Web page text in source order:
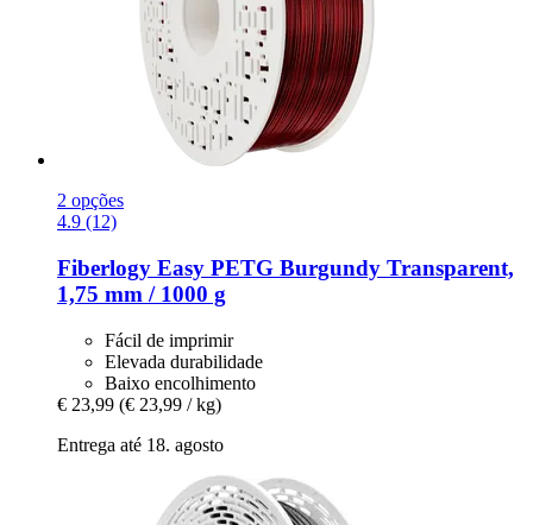
2 opções
4.9 (12)
Fiberlogy Easy PETG Burgundy Transparent,
1,75 mm / 1000 g
Fácil de imprimir
Elevada durabilidade
Baixo encolhimento
€ 23,99 (€ 23,99 / kg)
Entrega até 18. agosto